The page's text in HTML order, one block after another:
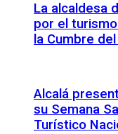
La alcaldesa
por el
la Cumbre
Alcalá
su Semana
Turístico